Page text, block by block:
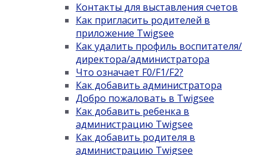
Контакты для выставления счетов
Как пригласить родителей в
приложение Twigsee
Как удалить профиль воспитателя/
директора/администратора
Что означает F0/F1/F2?
Как добавить администратора
Добро пожаловать в Twigsee
Как добавить ребенка в
администрацию Twigsee
Как добавить родителя в
администрацию Twigsee